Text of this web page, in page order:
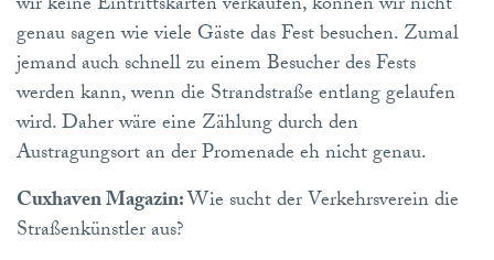
genau sagen wie viele Gäste das Fest besuchen. Zumal
jemand auch schnell zu einem Besucher des Fests
werden kann, wenn die Strandstraße entlang gelaufen
wird. Daher wäre eine Zählung durch den
Austragungsort an der Promenade eh nicht genau.
Cuxhaven Magazin:Wie sucht der Verkehrsverein die
Straßenkünstler aus?